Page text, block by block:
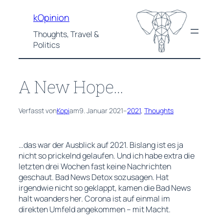
springen
kOpinion
Thoughts, Travel &
Politics
A New Hope…
Verfasst vonKopiam9. Januar 2021–2021, Thoughts
…das war der Ausblick auf 2021. Bislang ist es ja
nicht so prickelnd gelaufen. Und ich habe extra die
letzten drei Wochen fast keine Nachrichten
geschaut. Bad News Detoxsozusagen. Hat
irgendwie nicht so geklappt, kamen die Bad News
halt woanders her. Corona ist auf einmal im
direkten Umfeld angekommen – mit Macht.